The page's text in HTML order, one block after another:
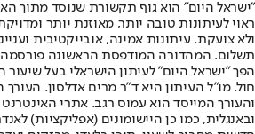
"ישראל היום" הוא גוף תקשורת שנוסד מתוך
ראוי לעיתונות טובה יותר, מאוזנת יותר
ולא צועקת. עיתונות אמינה, אובייקטיבית
הפך "ישראל היום" לעיתון הישראלי בעל
חול. מו"ל העיתון היא ד"ר מרים אדלסון.
והעורך המייסד הוא עמוס רגב. אתרי